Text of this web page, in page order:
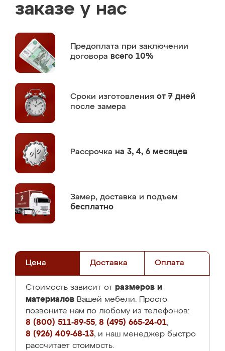
заказе у нас
Предоплата при заключении
договора всего 10%
Сроки изготовления от 7 дней
после замера
Рассрочка на 3, 4, 6 месяцев
Замер, доставка и подъем
бесплатно
Цена Доставка Оплата
Стоимость зависит от размеров и
материалов Вашей мебели. Просто
позвоните нам по любому из телефонов:
8 (800) 511-89-55, 8 (495) 665-24-01,
8 (926) 409-68-13, и наш менеджер быстро
рассчитает стоимость.